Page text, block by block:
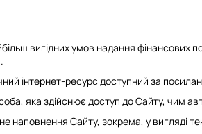
вигідних умов надання фінансових
інтернет-ресурс доступний за
яка здійснює доступ до Сайту, чим
наповнення Сайту, зокрема, у вигляді